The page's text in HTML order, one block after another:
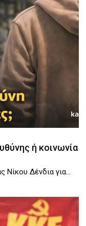
ή κοινωνία
Δένδια για...